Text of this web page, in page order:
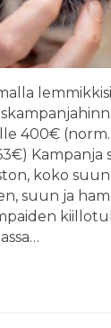
400€ (norm.
Kampanja
koko suun
suun ja